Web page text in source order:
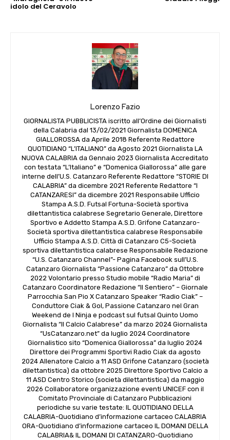
idolo del Ceravolo
Lorenzo Fazio
GIORNALISTA PUBBLICISTA iscritto all’Ordine dei Giornalisti
della Calabria dal 13/02/2021 Giornalista DOMENICA
GIALLOROSSA da Aprile 2018 Referente Redattore
QUOTIDIANO “L’ITALIANO” da Agosto 2021 Giornalista LA
NUOVA CALABRIA da Gennaio 2023 Giornalista Accreditato
con testata “L’Italiano” e “Domenica Giallorossa” alle gare
interne dell’U.S. Catanzaro Referente Redattore “STORIE DI
CALABRIA” da dicembre 2021 Referente Redattore “I
CATANZARESI” da dicembre 2021 Responsabile Ufficio
Stampa A.S.D. Futsal Fortuna-Società sportiva
dilettantistica calabrese Segretario Generale, Direttore
Sportivo e Addetto Stampa A.S.D. Grifone Catanzaro-
Società sportiva dilettantistica calabrese Responsabile
Ufficio Stampa A.S.D. Città di Catanzaro C5-Società
sportiva dilettantistica calabrese Responsabile Redazione
“U.S. Catanzaro Channel”- Pagina Facebook sull’U.S.
Catanzaro Giornalista “Passione Catanzaro” da Ottobre
2022 Volontario presso Studio mobile “Radio Maria” di
Catanzaro Coordinatore Redazione “Il Sentiero” – Giornale
Parrocchia San Pio X Catanzaro Speaker “Radio Ciak” –
Conduttore Ciak & Gol, Passione Catanzaro nel Gran
Weekend de I Ninja e podcast sul futsal Quinto Uomo
Giornalista “Il Calcio Calabrese” da marzo 2024 Giornalista
“UsCatanzaro.net” da luglio 2024 Coordinatore
Giornalistico sito “Domenica Giallorossa” da luglio 2024
Direttore dei Programmi Sportivi Radio Ciak da agosto
2024 Allenatore Calcio a 11 ASD Grifone Catanzaro (società
dilettantistica) da ottobre 2025 Direttore Sportivo Calcio a
11 ASD Centro Storico (società dilettantistica) da maggio
2026 Collaboratore organizzazione eventi UNICEF con il
Comitato Provinciale di Catanzaro Pubblicazioni
periodiche su varie testate: IL QUOTIDIANO DELLA
CALABRIA-Quotidiano d’informazione cartaceo CALABRIA
ORA-Quotidiano d’informazione cartaceo IL DOMANI DELLA
CALABRIA& IL DOMANI DI CATANZARO-Quotidiano